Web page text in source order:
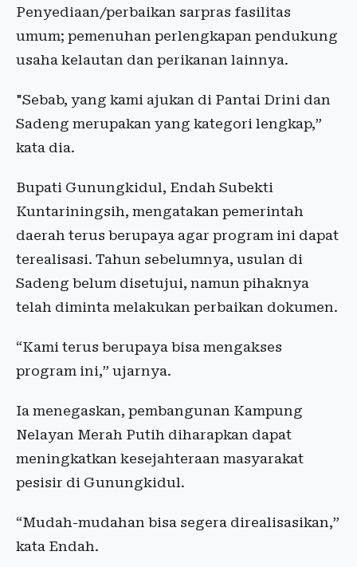
Penyediaan/perbaikan sarpras fasilitas
umum; pemenuhan perlengkapan pendukung
usaha kelautan dan perikanan lainnya.
"Sebab, yang kami ajukan di Pantai Drini dan
Sadeng merupakan yang kategori lengkap,”
kata dia.
Bupati Gunungkidul, Endah Subekti
Kuntariningsih, mengatakan pemerintah
daerah terus berupaya agar program ini dapat
terealisasi. Tahun sebelumnya, usulan di
Sadeng belum disetujui, namun pihaknya
telah diminta melakukan perbaikan dokumen.
“Kami terus berupaya bisa mengakses
program ini,” ujarnya.
Ia menegaskan, pembangunan Kampung
Nelayan Merah Putih diharapkan dapat
meningkatkan kesejahteraan masyarakat
pesisir di Gunungkidul.
“Mudah-mudahan bisa segera direalisasikan,”
kata Endah.